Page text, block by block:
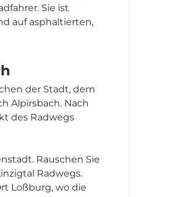
Sie ist
auf asphaltierten,
der Stadt, dem
Alpirsbach. Nach
des Radwegs
Rauschen Sie
Radwegs.
Loßburg, wo die